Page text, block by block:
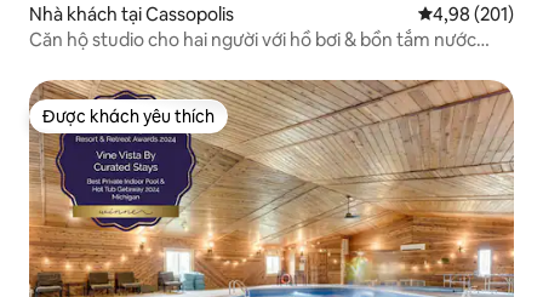
Nhà khách tại Cassopolis Xếp hạng
4,98 (201)
Căn hộ studio cho hai người với hồ bơi & bồn tắm nước
Được khách yêu thích
Được khách yêu thích